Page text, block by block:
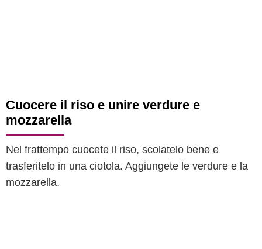
Cuocere il riso e unire verdure e
mozzarella
Nel frattempo cuocete il riso, scolatelo bene e
trasferitelo in una ciotola. Aggiungete le verdure e la
mozzarella.